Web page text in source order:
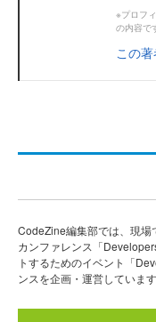
※プロフ
の内容で
この
CodeZine編集部では、現場
カンファレンス「
トするためのイベント「
ンスを企画・運営しています